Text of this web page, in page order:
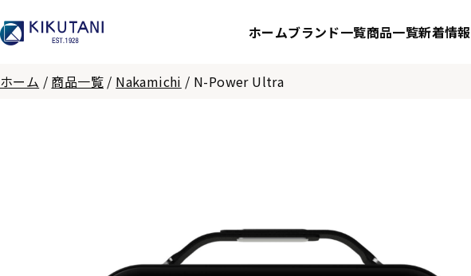
ホームブランド一覧商品一覧新着情報
ホーム / 商品一覧 / Nakamichi / N-Power Ultra